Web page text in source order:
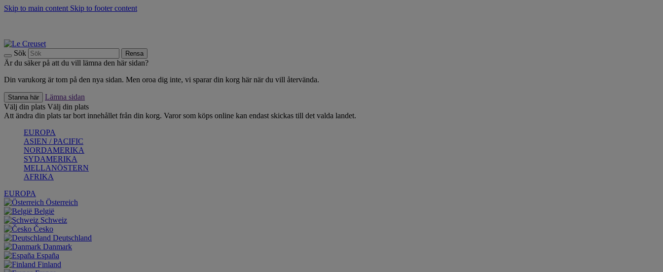
Skip to main content Skip to footer content
Sök Rensa
Är du säker på att du vill lämna den här sidan?
Din varukorg är tom på den nya sidan. Men oroa dig inte, vi sparar din korg här när du vill återvända.
Stanna här
Lämna sidan
Välj din plats Välj din plats
Att ändra din plats tar bort innehållet från din korg. Varor som köps online kan endast skickas till det valda landet.
EUROPA
ASIEN / PACIFIC
NORDAMERIKA
SYDAMERIKA
MELLANÖSTERN
AFRIKA
EUROPA
Österreich
België
Schweiz
Česko
Deutschland
Danmark
España
Finland